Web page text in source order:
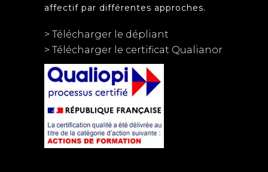
affectif par différentes approches.
> Télécharger le dépliant
> Télécharger le certificat Qualianor